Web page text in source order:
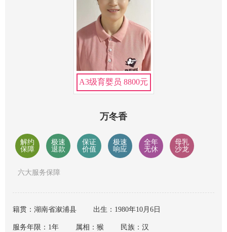
A3级育婴员 8800元
万冬香
解约
保障
极速
退款
保证
价值
极速
响应
全年
无休
母乳
沙龙
六大服务保障
籍贯：湖南省溆浦县 出生：1980年10月6日
服务年限：1年 属相：猴 民族：汉